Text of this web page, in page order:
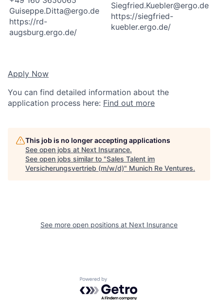
Guiseppe.Ditta@ergo.de
https://rd-
augsburg.ergo.de/
Siegfried.Kuebler@ergo.de
https://siegfried-
kuebler.ergo.de/
Apply Now
You can find detailed information about the
application process here: Find out more
This job is no longer accepting applications
See open jobs at Next Insurance.
See open jobs similar to "Sales Talent im
Versicherungsvertrieb (m/w/d)" Munich Re Ventures.
See more open positions at Next Insurance
Powered by Getro.com